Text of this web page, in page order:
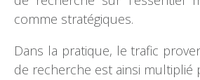
comme stratégiques.
Dans la pratique, le trafic
de recherche est ainsi multiplié